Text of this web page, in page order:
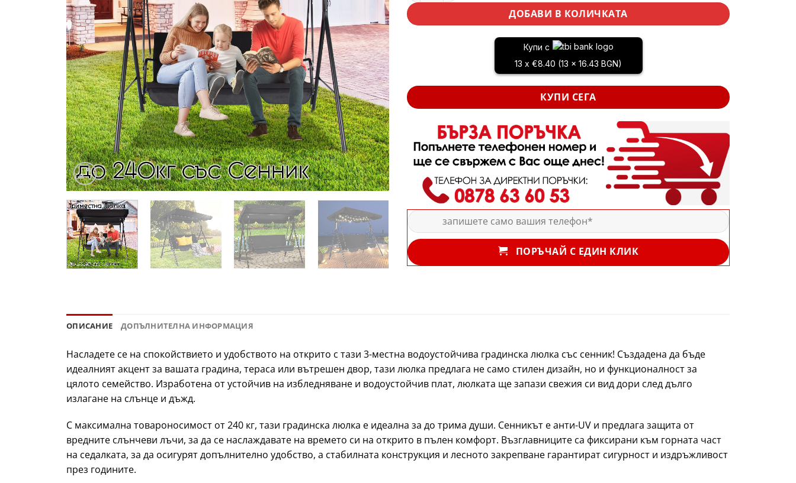
ДОБАВИ В КОЛИЧКАТА
Купи с
13 x €8.40 (13 x 16.43 BGN)
КУПИ СЕГА
ПОРЪЧАЙ С ЕДИН КЛИК
ОПИСАНИЕ ДОПЪЛНИТЕЛНА ИНФОРМАЦИЯ
Насладете се на спокойствието и удобството на открито с тази 3-местна водоустойчива градинска люлка със сенник! Създадена да бъде
идеалният акцент за вашата градина, тераса или вътрешен двор, тази люлка предлага не само стилен дизайн, но и функционалност за
цялото семейство. Изработена от устойчив на избледняване и водоустойчив плат, люлката ще запази свежия си вид дори след дълго
излагане на слънце и дъжд.
С максимална товароносимост от 240 кг, тази градинска люлка е идеална за до трима души. Сенникът е анти-UV и предлага защита от
вредните слънчеви лъчи, за да се наслаждавате на времето си на открито в пълен комфорт. Възглавниците са фиксирани към горната част
на седалката, за да осигурят допълнително удобство, а стабилната конструкция и лесното закрепване гарантират сигурност и издръжливост
през годините.